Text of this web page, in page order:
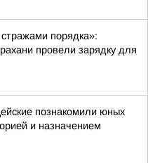
порядка»:
провели зарядку для
познакомили юных
и назначением